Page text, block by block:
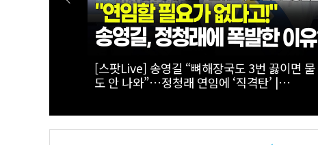
[스팟Live] 김민석 제주 52.64%·인천 45.09%
로 연속 1위…정청래 따돌렸다’ | 26.08.08 더불